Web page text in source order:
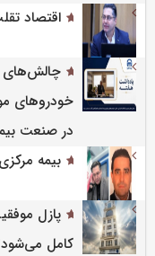
اقتصاد
چالش‌های
خودروهای
در صنعت
بیمه
کامل